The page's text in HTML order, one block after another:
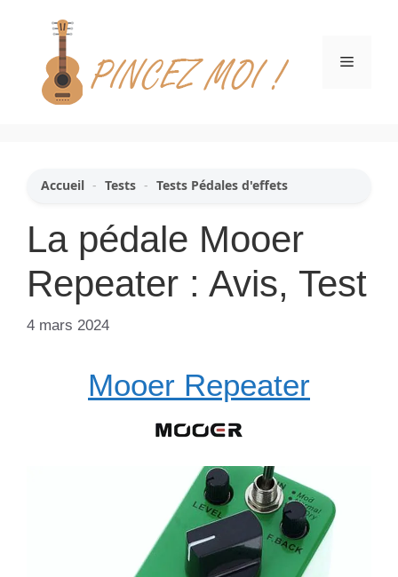
contenu
Menu
Accueil - Tests - Tests Pédales d'effets
La pédale Mooer
Repeater : Avis, Test
4 mars 2024
Mooer Repeater